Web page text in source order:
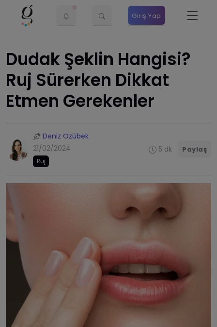
Giriş Yap
Dudak Şeklin Hangisi?
Ruj Sürerken Dikkat
Etmen Gerekenler
Deniz Özübek
21/02/2024
Ruj
5 dk Paylaş